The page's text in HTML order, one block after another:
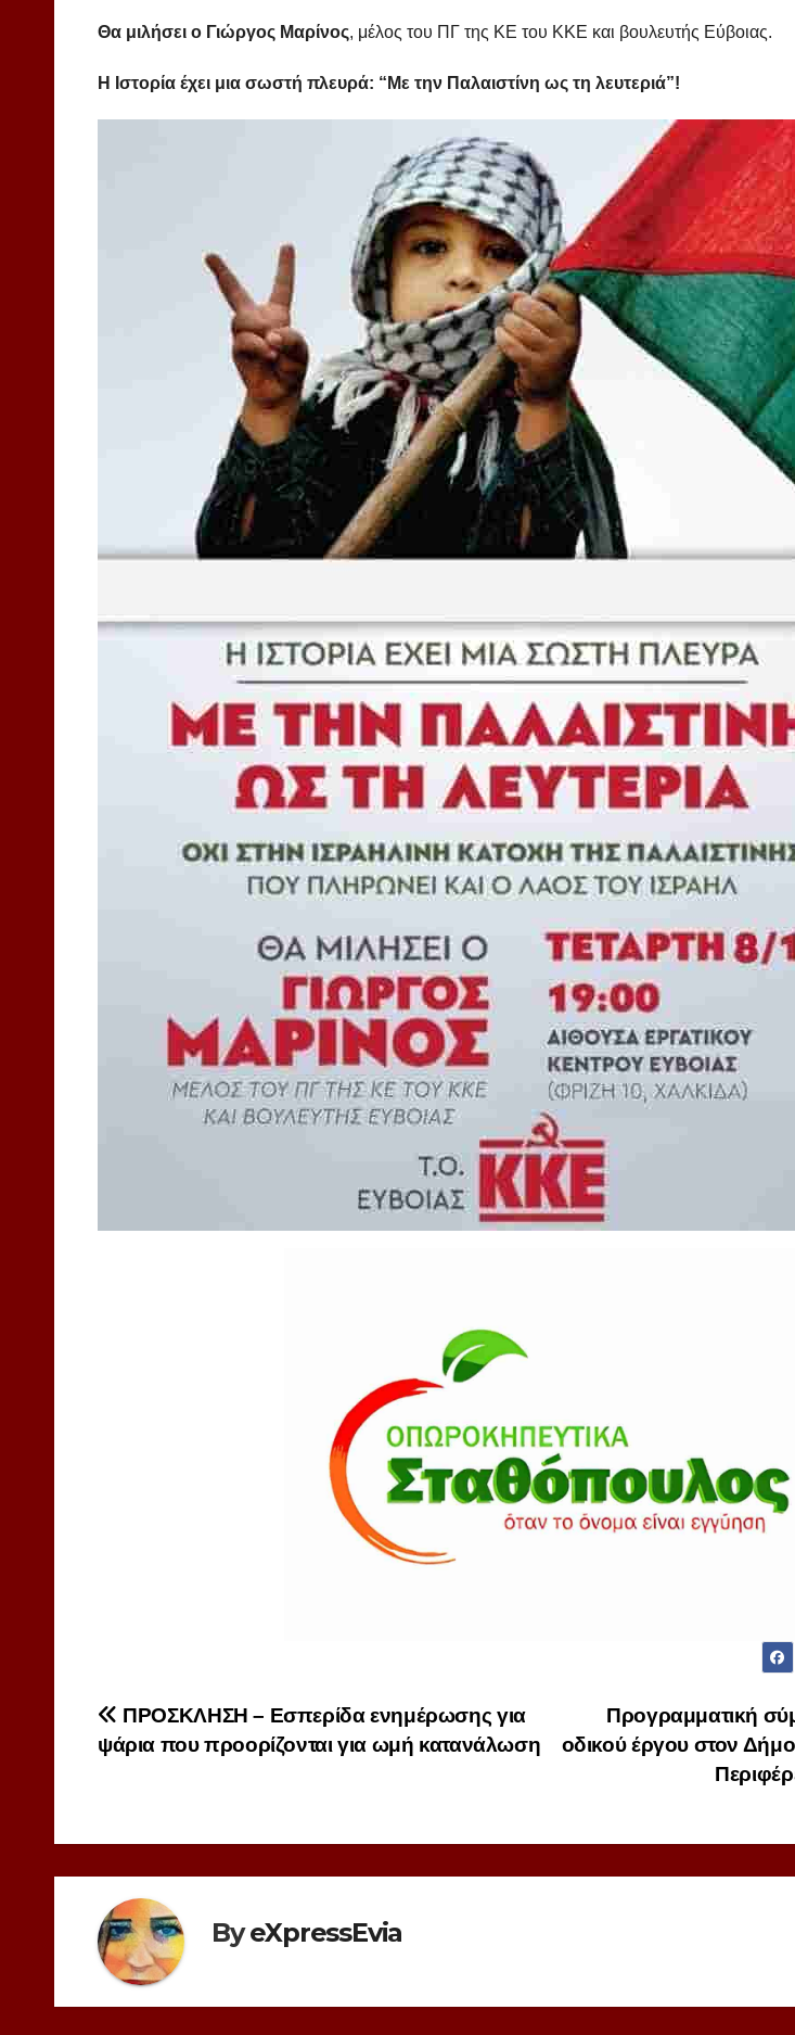
Θα μιλήσει ο Γιώργος Μαρίνος, μέλος του ΠΓ της ΚΕ του ΚΚΕ και βουλευτής Εύβοιας.
Η Ιστορία έχει μια σωστή πλευρά: “Με την Παλαιστίνη ως τη λευτεριά”!
Πλοήγηση
άρθρων
Προγραμματική
οδικού έργου στον
ΠΡΟΣΚΛΗΣΗ – Εσπερίδα ενημέρωσης για
ψάρια που προορίζονται για ωμή κατανάλωση
ByeXpressEvia